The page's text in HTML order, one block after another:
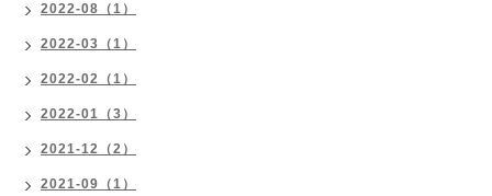
2022-08（1）
2022-03（1）
2022-02（1）
2022-01（3）
2021-12（2）
2021-09（1）